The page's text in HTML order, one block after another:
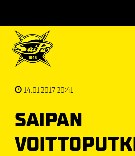
14.01.2017 20:41
SAIPAN